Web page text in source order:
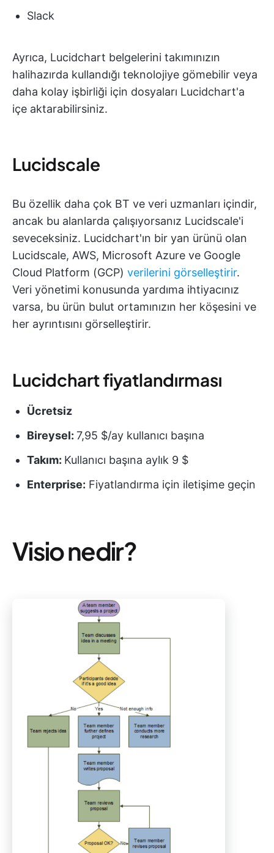
Slack
Ayrıca, Lucidchart belgelerini takımınızın
halihazırda kullandığı teknolojiye gömebilir veya
daha kolay işbirliği için dosyaları Lucidchart'a
içe aktarabilirsiniz.
Lucidscale
Bu özellik daha çok BT ve veri uzmanları içindir,
ancak bu alanlarda çalışıyorsanız Lucidscale'i
seveceksiniz. Lucidchart'ın bir yan ürünü olan
Lucidscale, AWS, Microsoft Azure ve Google
Cloud Platform (GCP) verilerini görselleştirir.
Veri yönetimi konusunda yardıma ihtiyacınız
varsa, bu ürün bulut ortamınızın her köşesini ve
her ayrıntısını görselleştirir.
Lucidchart fiyatlandırması
Ücretsiz
Bireysel: 7,95 $/ay kullanıcı başına
Takım: Kullanıcı başına aylık 9 $
Enterprise: Fiyatlandırma için iletişime geçin
Visio nedir?